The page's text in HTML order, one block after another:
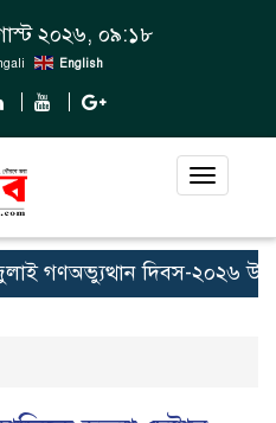
২০২৬, ০৯:১৮
English
Toggle
গণঅভ্যুত্থান দিবস-২০২৬